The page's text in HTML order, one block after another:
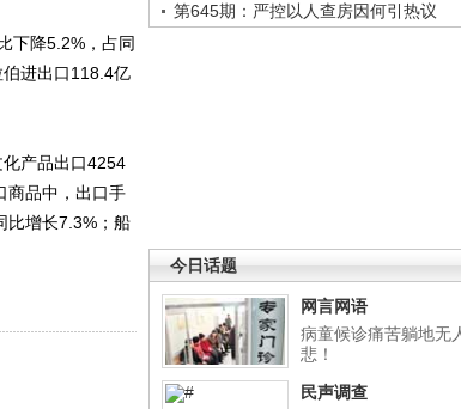
第645期：严控以人查房因何引热议
今日话题
网言网语
病童候诊痛苦躺地无
悲！
民声调查
下降5.2%，占同
进出口118.4亿
产品出口4254
商品中，出口手
比增长7.3%；船